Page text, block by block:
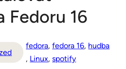
Fedoru 16
fedora, fedora 16, hudba
, Linux, spotify